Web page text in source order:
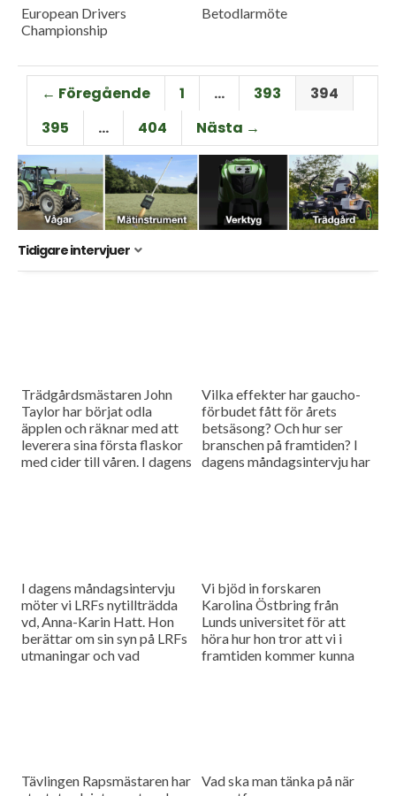
European Drivers
Championship
Betodlarmöte
← Föregående 1 … 393
394
395
… 404 Nästa →
Tidigare intervjuer
Trädgårdsmästaren John
Taylor har börjat odla
äpplen och räknar med att
leverera sina första flaskor
med cider till våren. I dagens
Vilka effekter har gaucho-
förbudet fått för årets
betsäsong? Och hur ser
branschen på framtiden? I
dagens måndagsintervju har
I dagens måndagsintervju
möter vi LRFs nytillträdda
vd, Anna-Karin Hatt. Hon
berättar om sin syn på LRFs
utmaningar och vad
Vi bjöd in forskaren
Karolina Östbring från
Lunds universitet för att
höra hur hon tror att vi i
framtiden kommer kunna
Tävlingen Rapsmästaren har
Vad ska man tänka på när